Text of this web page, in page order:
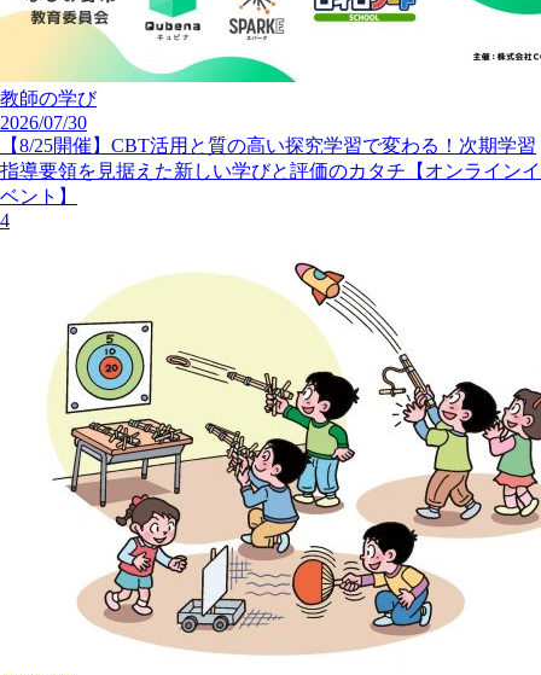
教師の学び
2026/07/30
【8/25開催】CBT活用と質の高い探究学習で変わる！次期学習
指導要領を見据えた新しい学びと評価のカタチ【オンラインイ
ベント】
4